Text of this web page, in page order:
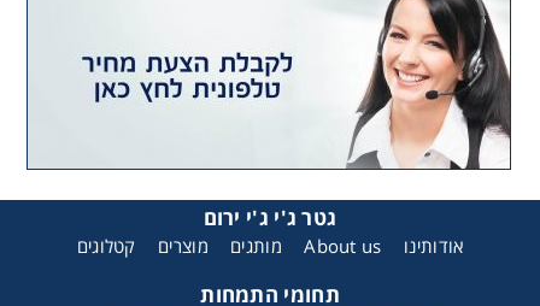
גטר ג'י ג'י ירום
אודותינו About us מותגים מוצרים קטלוגים
תחומי התמחות